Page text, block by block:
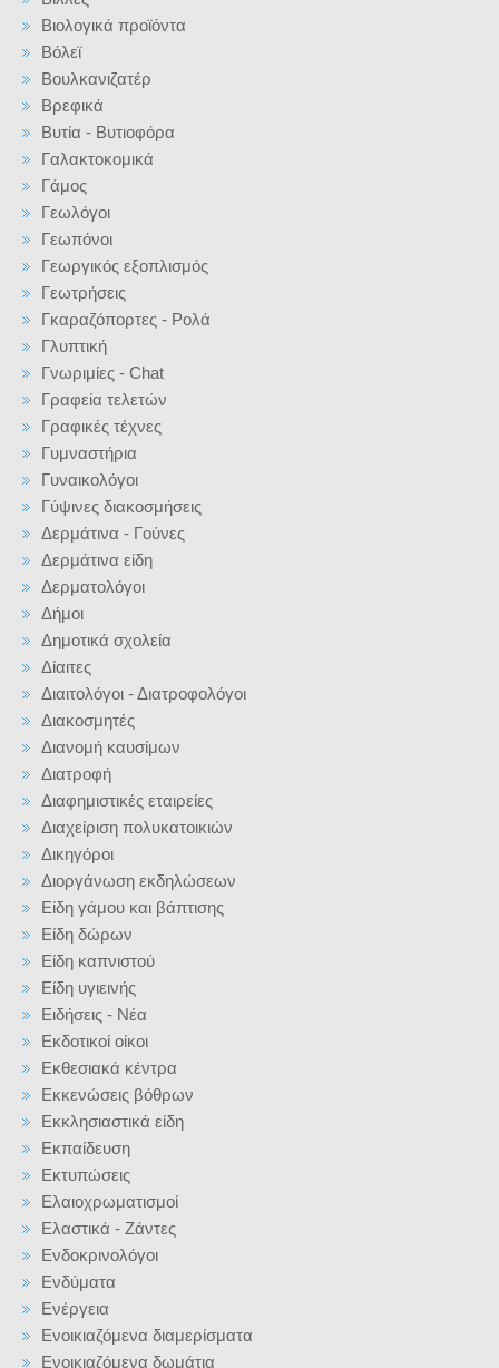
Βιολογικά προϊόντα
Βόλεϊ
Βουλκανιζατέρ
Βρεφικά
Βυτία - Βυτιοφόρα
Γαλακτοκομικά
Γάμος
Γεωλόγοι
Γεωπόνοι
Γεωργικός εξοπλισμός
Γεωτρήσεις
Γκαραζόπορτες - Ρολά
Γλυπτική
Γνωριμίες - Chat
Γραφεία τελετών
Γραφικές τέχνες
Γυμναστήρια
Γυναικολόγοι
Γύψινες διακοσμήσεις
Δερμάτινα - Γούνες
Δερμάτινα είδη
Δερματολόγοι
Δήμοι
Δημοτικά σχολεία
Δίαιτες
Διαιτολόγοι - Διατροφολόγοι
Διακοσμητές
Διανομή καυσίμων
Διατροφή
Διαφημιστικές εταιρείες
Διαχείριση πολυκατοικιών
Δικηγόροι
Διοργάνωση εκδηλώσεων
Είδη γάμου και βάπτισης
Είδη δώρων
Είδη καπνιστού
Είδη υγιεινής
Ειδήσεις - Νέα
Εκδοτικοί οίκοι
Εκθεσιακά κέντρα
Εκκενώσεις βόθρων
Εκκλησιαστικά είδη
Εκπαίδευση
Εκτυπώσεις
Ελαιοχρωματισμοί
Ελαστικά - Ζάντες
Ενδοκρινολόγοι
Ενδύματα
Ενέργεια
Ενοικιαζόμενα διαμερίσματα
Ενοικιαζόμενα δωμάτια